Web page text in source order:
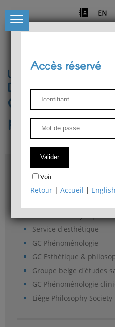
EN
Université de Liège
Département de
Centre de
Accès & plans
Bibliothèque du
Service d'esthétique
GC Phénoménologie
GC Esthétique &
Groupe belge d'études
GC Phénoménologie
Liège Philosophy Society
Accès réservé
Voir
Retour |Accueil | English